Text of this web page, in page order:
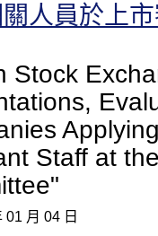
人員於上
Stock
Staff at
01 月 04 日